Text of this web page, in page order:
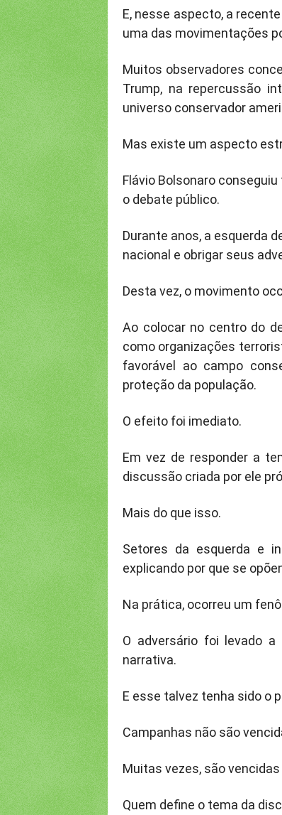
E, nesse aspecto, a
uma das movimentações
Muitos observadores
Trump, na repercussão
universo conservador
Mas existe um aspecto
Flávio Bolsonaro
o debate público.
Durante anos, a esquerda
nacional e obrigar seus
Desta vez, o movimento
Ao colocar no centro do
como organizações
favorável ao campo
proteção da população.
O efeito foi imediato.
Em vez de responder a
discussão criada por ele
Mais do que isso.
Setores da esquerda e
explicando por que se
Na prática, ocorreu um
O adversário foi levado
narrativa.
E esse talvez tenha sido o
Campanhas não são
Muitas vezes, são
Quem define o tema da